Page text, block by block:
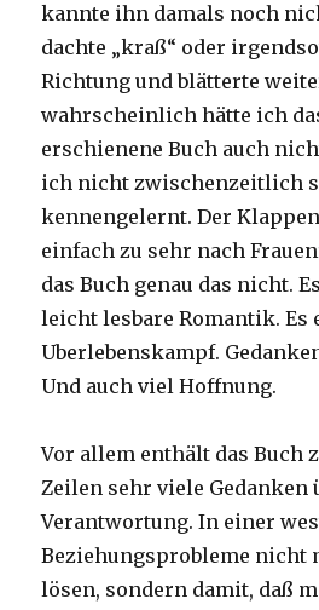
kannte ihn damals noch
dachte „kraß“ oder
Richtung und blätterte
wahrscheinlich hätte ich
erschienene Buch auch
ich nicht zwischenzeitlich
kennengelernt. Der
einfach zu sehr nach
das Buch genau das nicht.
leicht lesbare Romantik. Es
Uberlebenskampf.
Und auch viel Hoffnung.
Vor allem enthält das Buch
Zeilen sehr viele Gedanken
Verantwortung. In einer
Beziehungsprobleme nicht
lösen, sondern damit, daß